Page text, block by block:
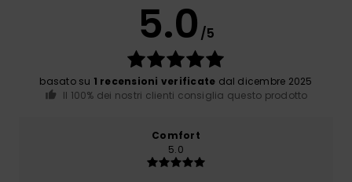
5.0 /5
basato su 1 recensioni verificate dal dicembre 2025
Il 100% dei nostri clienti consiglia questo prodotto
Comfort
5.0